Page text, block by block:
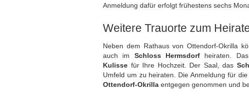
Anmeldung dafür erfolgt frühestens sechs
Weitere Trauorte zum
Neben dem Rathaus von Ottendorf-Okrilla
auch im Schloss Hermsdorfheiraten. Das
Kulisse für Ihre Hochzeit. Der Saal, das
Umfeld um zu heiraten. Die Anmeldung für
Ottendorf-Okrilla entgegen genommen und